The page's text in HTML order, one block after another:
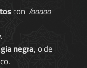
con Voodoo
negra, o de